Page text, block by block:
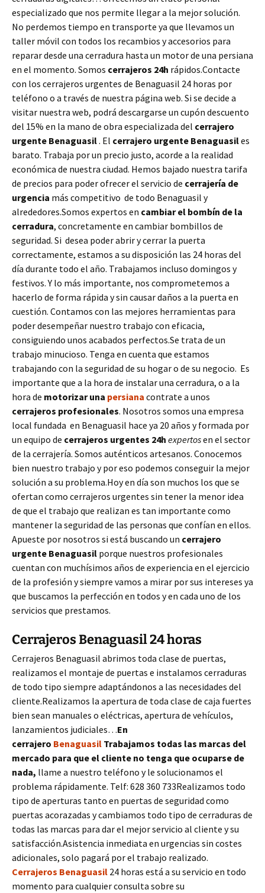
especializado que nos permite llegar a la mejor solución.
No perdemos tiempo en transporte ya que llevamos un
taller móvil con todos los recambios y accesorios para
reparar desde una cerradura hasta un motor de una persiana
en el momento. Somos cerrajeros 24h rápidos.Contacte
con los cerrajeros urgentes de Benaguasil 24 horas por
teléfono o a través de nuestra página web. Si se decide a
visitar nuestra web, podrá descargarse un cupón descuento
del 15% en la mano de obra especializada del cerrajero
urgente Benaguasil. El cerrajero urgente Benaguasiles
barato. Trabaja por un precio justo, acorde a la realidad
económica de nuestra ciudad. Hemos bajado nuestra tarifa
de precios para poder ofrecer el servicio de cerrajería de
urgencia más competitivo de todo Benaguasil y
alrededores.Somos expertos en cambiar el bombín de la
cerradura, concretamente en cambiar bombillos de
seguridad. Si desea poder abrir y cerrar la puerta
correctamente, estamos a su disposición las 24 horas del
día durante todo el año. Trabajamos incluso domingos y
festivos. Y lo más importante, nos comprometemos a
hacerlo de forma rápida y sin causar daños a la puerta en
cuestión. Contamos con las mejores herramientas para
poder desempeñar nuestro trabajo con eficacia,
consiguiendo unos acabados perfectos.Se trata de un
trabajo minucioso. Tenga en cuenta que estamos
trabajando con la seguridad de su hogar o de su negocio. Es
importante que a la hora de instalar una cerradura, o a la
hora de motorizar una persiana contrate a unos
cerrajeros profesionales. Nosotros somos una empresa
local fundada en Benaguasil hace ya 20 años y formada por
un equipo de cerrajeros urgentes 24h expertosen el sector
de la cerrajería. Somos auténticos artesanos. Conocemos
bien nuestro trabajo y por eso podemos conseguir la mejor
solución a su problema.Hoy en día son muchos los que se
ofertan como cerrajeros urgentes sin tener la menor idea
de que el trabajo que realizan es tan importante como
mantener la seguridad de las personas que confían en ellos.
Apueste por nosotros si está buscando un cerrajero
urgente Benaguasil porque nuestros profesionales
cuentan con muchísimos años de experiencia en el ejercicio
de la profesión y siempre vamos a mirar por sus intereses ya
que buscamos la perfección en todos y en cada uno de los
servicios que prestamos.
Cerrajeros Benaguasil 24 horas
Cerrajeros Benaguasil abrimos toda clase de puertas,
realizamos el montaje de puertas e instalamos cerraduras
de todo tipo siempre adaptándonos a las necesidades del
cliente.Realizamos la apertura de toda clase de caja fuertes
bien sean manuales o eléctricas, apertura de vehículos,
lanzamientos judiciales…En
cerrajero Benaguasil Trabajamos todas las marcas del
mercado para que el cliente no tenga que ocuparse de
nada, llame a nuestro teléfono y le solucionamos el
problema rápidamente. Telf: 628 360 733Realizamos todo
tipo de aperturas tanto en puertas de seguridad como
puertas acorazadas y cambiamos todo tipo de cerraduras de
todas las marcas para dar el mejor servicio al cliente y su
satisfacción.Asistencia inmediata en urgencias sin costes
adicionales, solo pagará por el trabajo realizado.
Cerrajeros Benaguasil 24 horas está a su servicio en todo
momento para cualquier consulta sobre su